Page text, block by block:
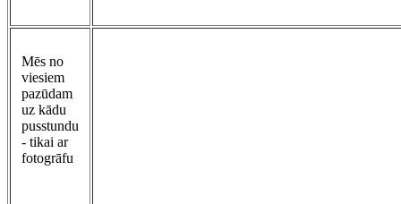
Mēs no
viesiem
pazūdam
uz kādu
pusstundu
- tikai ar
fotogrāfu